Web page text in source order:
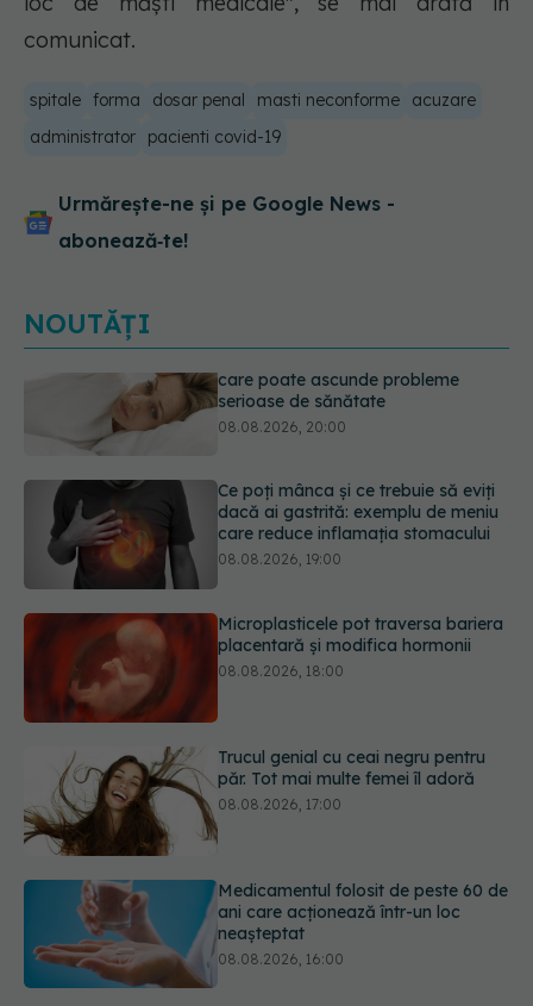
comunicat.
spitale forma dosar penal masti neconforme
acuzare
administrator
pacienti covid-19
Urmărește-ne și pe Google News -
abonează‑te!
NOUTĂȚI
Ce poți mânca și ce trebuie să eviți
dacă ai gastrită: exemplu de meniu
Microplasticele pot traversa bariera
placentară și modifica hormonii
Trucul genial cu ceai negru pentru
Medicamentul folosit de peste 60 de
Transpirații nocturne: semnul ignorat
care poate ascunde probleme